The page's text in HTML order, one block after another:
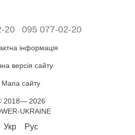
20 095 077-02-20
інформація
версія сайту
Мапа сайту
2018— 2026
UKRAINE
Укр Рус